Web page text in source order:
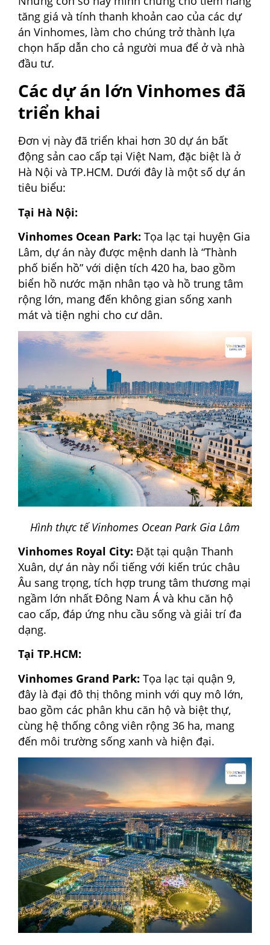
tăng giá và tính thanh khoản cao của các dự
án Vinhomes, làm cho chúng trở thành lựa
chọn hấp dẫn cho cả người mua để ở và nhà
đầu tư.
Các dự án lớn Vinhomes đã
triển khai
Đơn vị này đã triển khai hơn 30 dự án bất
động sản cao cấp tại Việt Nam, đặc biệt là ở
Hà Nội và TP.HCM. Dưới đây là một số dự án
tiêu biểu:
Tại Hà Nội:
Vinhomes Ocean Park: Tọa lạc tại huyện Gia
Lâm, dự án này được mệnh danh là “Thành
phố biển hồ” với diện tích 420 ha, bao gồm
biển hồ nước mặn nhân tạo và hồ trung tâm
rộng lớn, mang đến không gian sống xanh
mát và tiện nghi cho cư dân.
Hình thực tế Vinhomes Ocean Park Gia Lâm
Vinhomes Royal City: Đặt tại quận Thanh
Xuân, dự án này nổi tiếng với kiến trúc châu
Âu sang trọng, tích hợp trung tâm thương mại
ngầm lớn nhất Đông Nam Á và khu căn hộ
cao cấp, đáp ứng nhu cầu sống và giải trí đa
dạng.
Tại TP.HCM:
Vinhomes Grand Park: Tọa lạc tại quận 9,
đây là đại đô thị thông minh với quy mô lớn,
bao gồm các phân khu căn hộ và biệt thự,
cùng hệ thống công viên rộng 36 ha, mang
đến môi trường sống xanh và hiện đại.